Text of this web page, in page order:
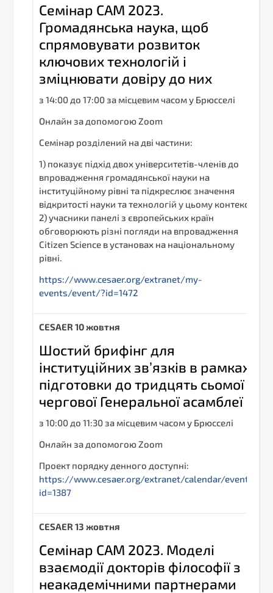
Семінар CAM 2023.
Громадянська наука, щоб
спрямовувати розвиток
ключових технологій і
зміцнювати довіру до них
з 14:00 до 17:00 за місцевим часом у Брюсселі
Онлайн за допомогою Zoom
Семінар розділений на дві частини:
1) показує підхід двох університетів-членів до
впровадження громадянської науки на
інституційному рівні та підкреслює значення
відкритості науки та технологій у цьому контексті;
2) учасники панелі з європейських країн
обговорюють різні погляди на впровадження
Citizen Science в установах на національному
рівні.
https://www.cesaer.org/extranet/my-
events/event/?id=1472
СESAER 10 жовтня
Шостий брифінг для
інституційних зв’язків в рамках
підготовки до тридцять сьомої
чергової Генеральної асамблеї
з 10:00 до 11:30 за місцевим часом у Брюсселі
Онлайн за допомогою Zoom
Проект порядку денного доступні:
https://www.cesaer.org/extranet/calendar/event/?
id=1387
СESAER 13 жовтня
Семінар CAM 2023. Моделі
взаємодії докторів філософії з
неакадемічними партнерами